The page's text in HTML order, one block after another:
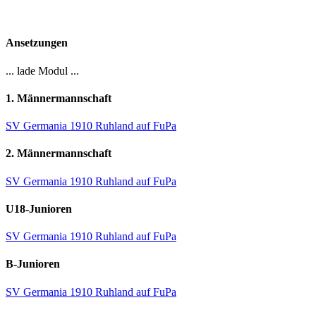
Ansetzungen
... lade Modul ...
1. Männermannschaft
SV Germania 1910 Ruhland auf FuPa
2. Männermannschaft
SV Germania 1910 Ruhland auf FuPa
U18-Junioren
SV Germania 1910 Ruhland auf FuPa
B-Junioren
SV Germania 1910 Ruhland auf FuPa